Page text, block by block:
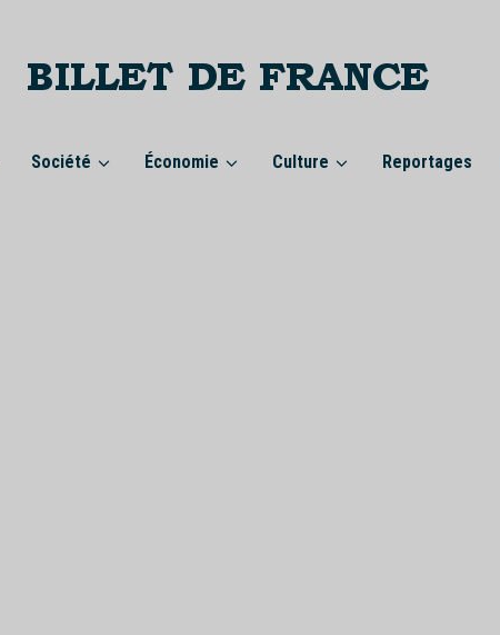
Société Économie Culture Reportages